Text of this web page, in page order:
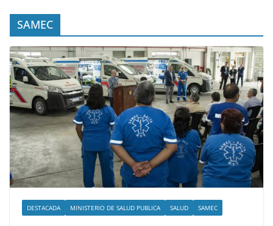
SAMEC
DESTACADA MINISTERIO DE SALUD PUBLICA SALUD SAMEC